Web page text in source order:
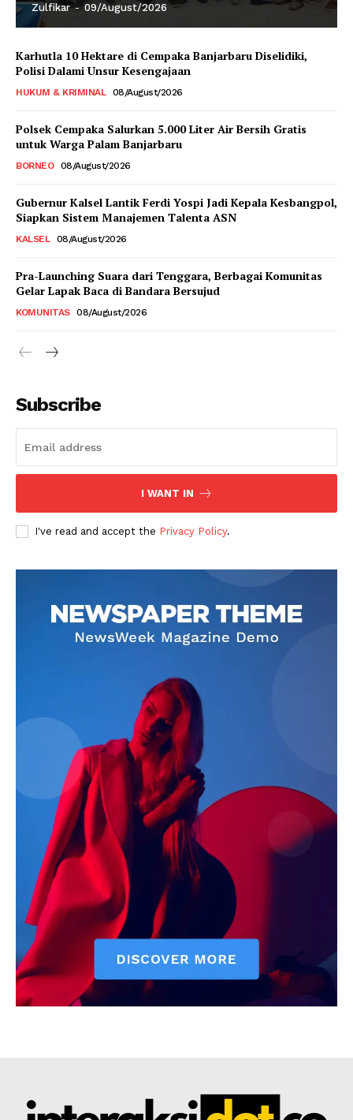
Zulfikar - 09/August/2026
Karhutla 10 Hektare di Cempaka Banjarbaru Diselidiki,
Polisi Dalami Unsur Kesengajaan
HUKUM & KRIMINAL 08/August/2026
Polsek Cempaka Salurkan 5.000 Liter Air Bersih Gratis
untuk Warga Palam Banjarbaru
BORNEO 08/August/2026
Gubernur Kalsel Lantik Ferdi Yospi Jadi Kepala Kesbangpol,
Siapkan Sistem Manajemen Talenta ASN
KALSEL 08/August/2026
Pra-Launching Suara dari Tenggara, Berbagai Komunitas
Gelar Lapak Baca di Bandara Bersujud
KOMUNITAS 08/August/2026
Subscribe
I WANT IN
I've read and accept the Privacy Policy.